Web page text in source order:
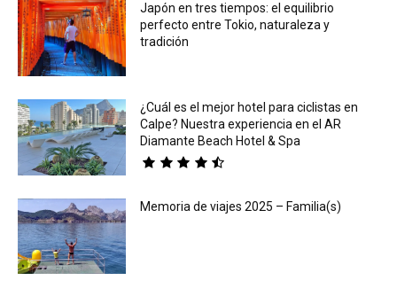
Japón en tres tiempos: el equilibrio
perfecto entre Tokio, naturaleza y
tradición
¿Cuál es el mejor hotel para ciclistas en
Calpe? Nuestra experiencia en el AR
Diamante Beach Hotel & Spa
Memoria de viajes 2025 – Familia(s)